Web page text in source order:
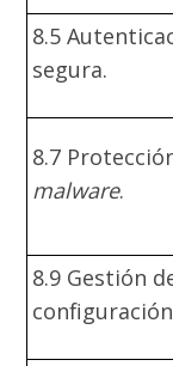
8.5
segura.
8.7
malware.
8.9 Gestión